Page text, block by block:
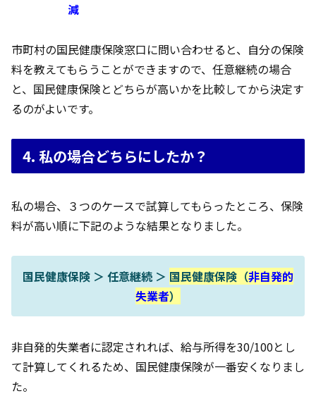
減
市町村の国民健康保険窓口に問い合わせると、自分の保険
料を教えてもらうことができますので、任意継続の場合
と、国民健康保険とどちらが高いかを比較してから決定す
るのがよいです。
4. 私の場合どちらにしたか？
私の場合、３つのケースで試算してもらったところ、保険
料が高い順に下記のような結果となりました。
国民健康保険 ＞ 任意継続 ＞ 国民健康保険（非自発的
失業者）
非自発的失業者に認定されれば、給与所得を30/100とし
て計算してくれるため、国民健康保険が一番安くなりまし
た。